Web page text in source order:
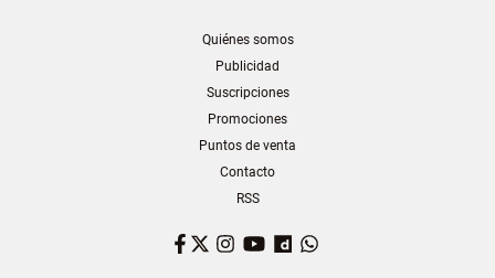
Quiénes somos
Publicidad
Suscripciones
Promociones
Puntos de venta
Contacto
RSS
Facebook
TwitterInstagram
YouTubeDailymotion